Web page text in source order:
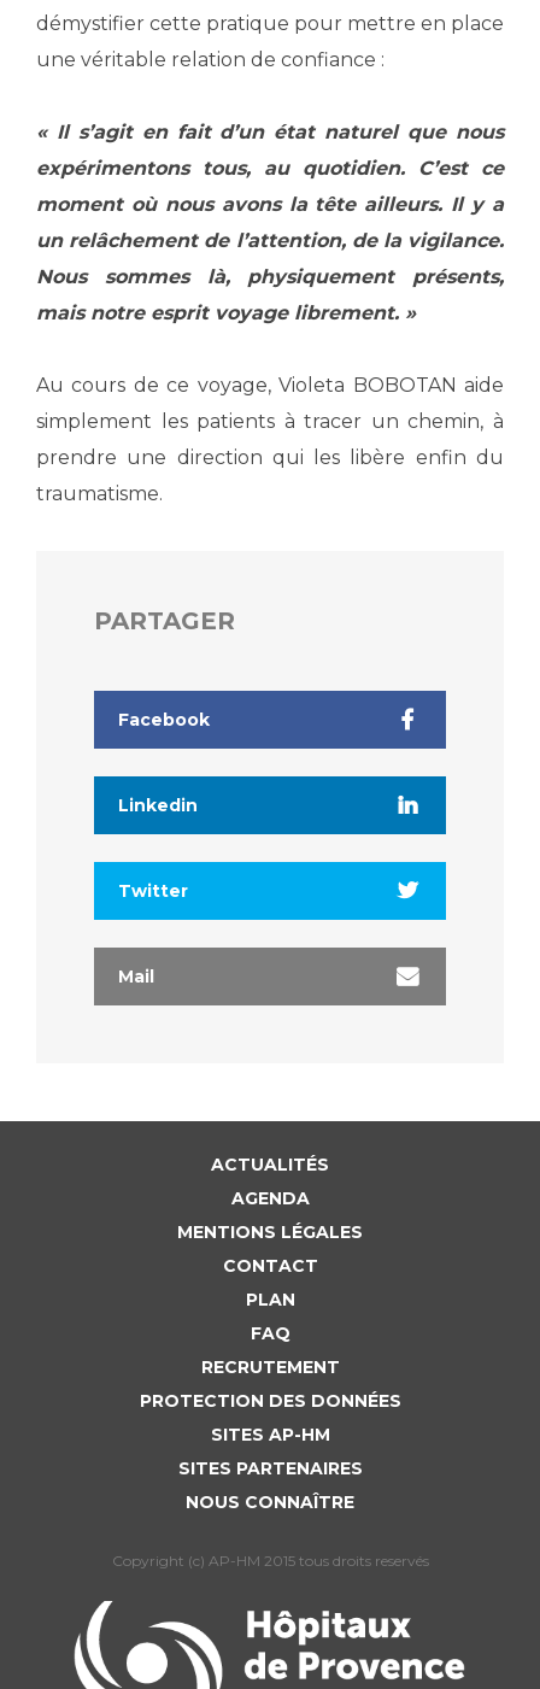
démystifier cette pratique pour mettre en place
une véritable relation de confiance :
« Il s’agit en fait d’un état naturel que nous
expérimentons tous, au quotidien. C’est ce
moment où nous avons la tête ailleurs. Il y a
un relâchement de l’attention, de la vigilance.
Nous sommes là, physiquement présents,
mais notre esprit voyage librement. »
Au cours de ce voyage, Violeta BOBOTAN aide
simplement les patients à tracer un chemin, à
prendre une direction qui les libère enfin du
traumatisme.
PARTAGER
Facebook
Linkedin
Twitter
Mail
ACTUALITÉS
AGENDA
MENTIONS LÉGALES
CONTACT
PLAN
FAQ
RECRUTEMENT
PROTECTION DES DONNÉES
SITES AP-HM
SITES PARTENAIRES
NOUS CONNAÎTRE
Copyright (c) AP-HM 2015 tous droits reservés